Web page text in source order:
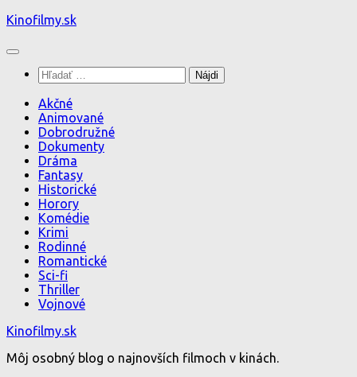
Preskočiť
obsah
Kinofilmy.sk
Hľadať:
Akčné
Animované
Dobrodružné
Dokumenty
Dráma
Fantasy
Historické
Horory
Komédie
Krimi
Rodinné
Romantické
Sci-fi
Thriller
Vojnové
Kinofilmy.sk
Môj osobný blog o najnovších filmoch v kinách.